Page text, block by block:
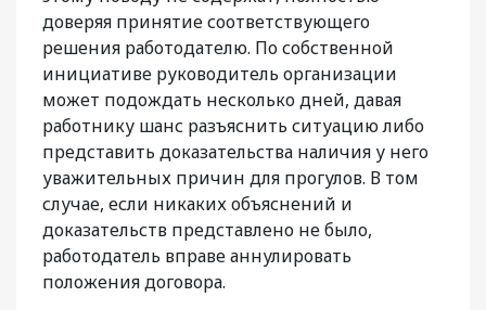
доверяя принятие соответствующего
решения работодателю. По собственной
инициативе руководитель организации
может подождать несколько дней, давая
работнику шанс разъяснить ситуацию либо
представить доказательства наличия у него
уважительных причин для прогулов. В том
случае, если никаких объяснений и
доказательств представлено не было,
работодатель вправе аннулировать
положения договора.